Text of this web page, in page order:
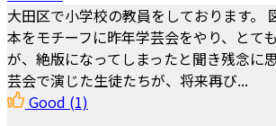
大田区で小学校の教員をしております。
本をモチーフに昨年学芸会をやり、とて
が、絶版になってしまったと聞き残念に
芸会で演じた生徒たちが、将来再び...
Good (1)